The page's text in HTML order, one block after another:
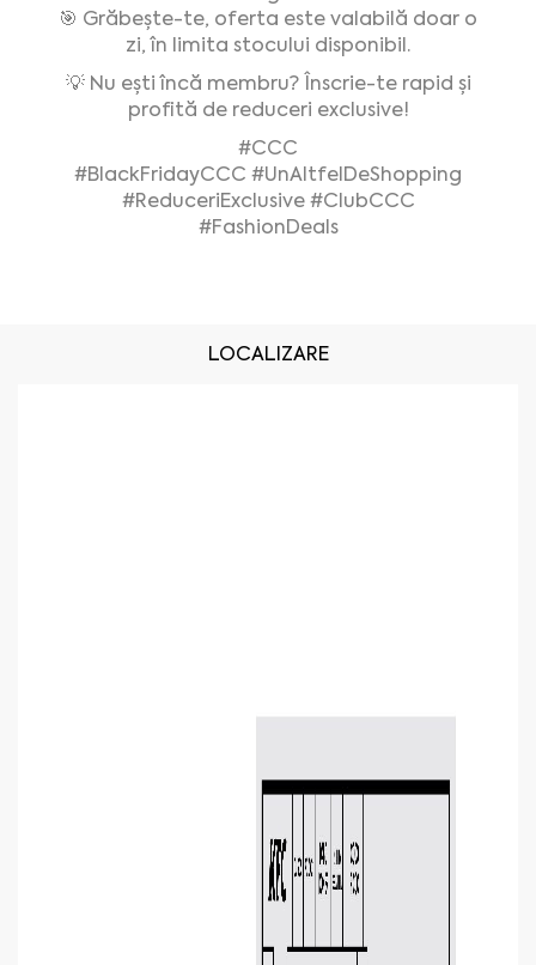
🎯 Grăbește-te, oferta este valabilă doar o
zi, în limita stocului disponibil.
💡 Nu ești încă membru? Înscrie-te rapid și
profită de reduceri exclusive!
#CCC
#BlackFridayCCC #UnAltfelDeShopping
#ReduceriExclusive #ClubCCC
#FashionDeals
LOCALIZARE